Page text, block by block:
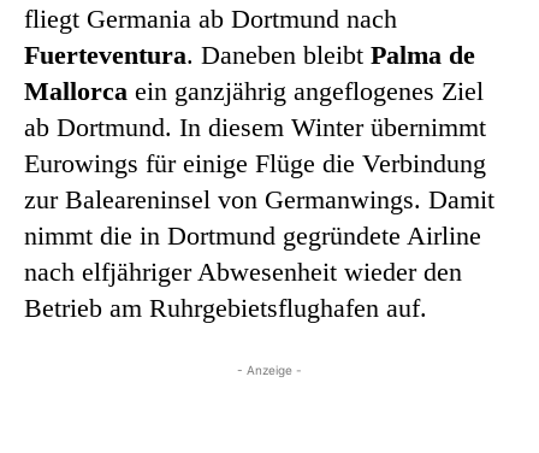
fliegt Germania ab Dortmund nach
Fuerteventura. Daneben bleibt Palma de
Mallorca ein ganzjährig angeflogenes Ziel
ab Dortmund. In diesem Winter übernimmt
Eurowings für einige Flüge die Verbindung
zur Baleareninsel von Germanwings. Damit
nimmt die in Dortmund gegründete Airline
nach elfjähriger Abwesenheit wieder den
Betrieb am Ruhrgebietsflughafen auf.
- Anzeige -